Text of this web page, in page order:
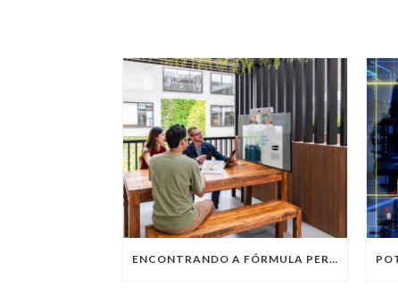
ENCONTRANDO A FÓRMULA PERFEITA: TRABALHO PRESENCIAL, HOME OFFICE OU TRABALHO HÍBRIDO?